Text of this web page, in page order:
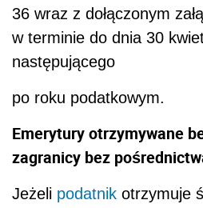
36 wraz z dołączonym
w terminie do dnia 30
następującego
po roku podatkowym.
Emerytury otrzymywane
zagranicy bez
Jeżeli podatnik otrzymuje